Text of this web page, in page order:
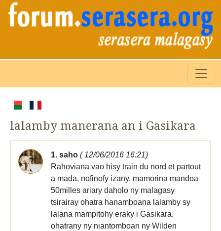
lalamby manerana an i Gasikara
1. saho ( 12/06/2016 16:21)
Rahoviana vao hisy train du nord et partout
a mada, nofinofy izany. mamorina mandoa
50milles ariary daholo ny malagasy
tsirairay ohatra hanamboana lalamby sy
lalana mampitohy eraky i Gasikara.
ohatrany ny niantomboan ny Wilden